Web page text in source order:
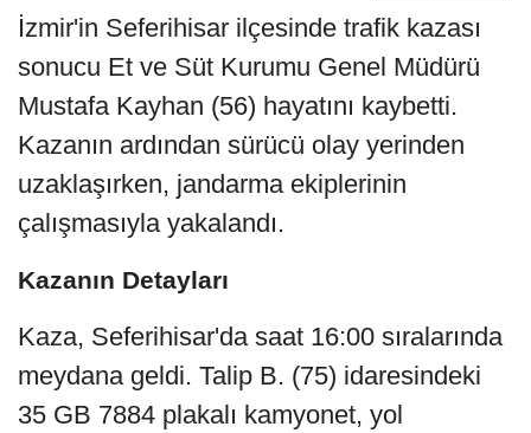
İzmir'in Seferihisar ilçesinde trafik kazası
sonucu Et ve Süt Kurumu Genel Müdürü
Mustafa Kayhan (56) hayatını kaybetti.
Kazanın ardından sürücü olay yerinden
uzaklaşırken, jandarma ekiplerinin
çalışmasıyla yakalandı.
Kazanın Detayları
Kaza, Seferihisar'da saat 16:00 sıralarında
meydana geldi. Talip B. (75) idaresindeki
35 GB 7884 plakalı kamyonet, yol